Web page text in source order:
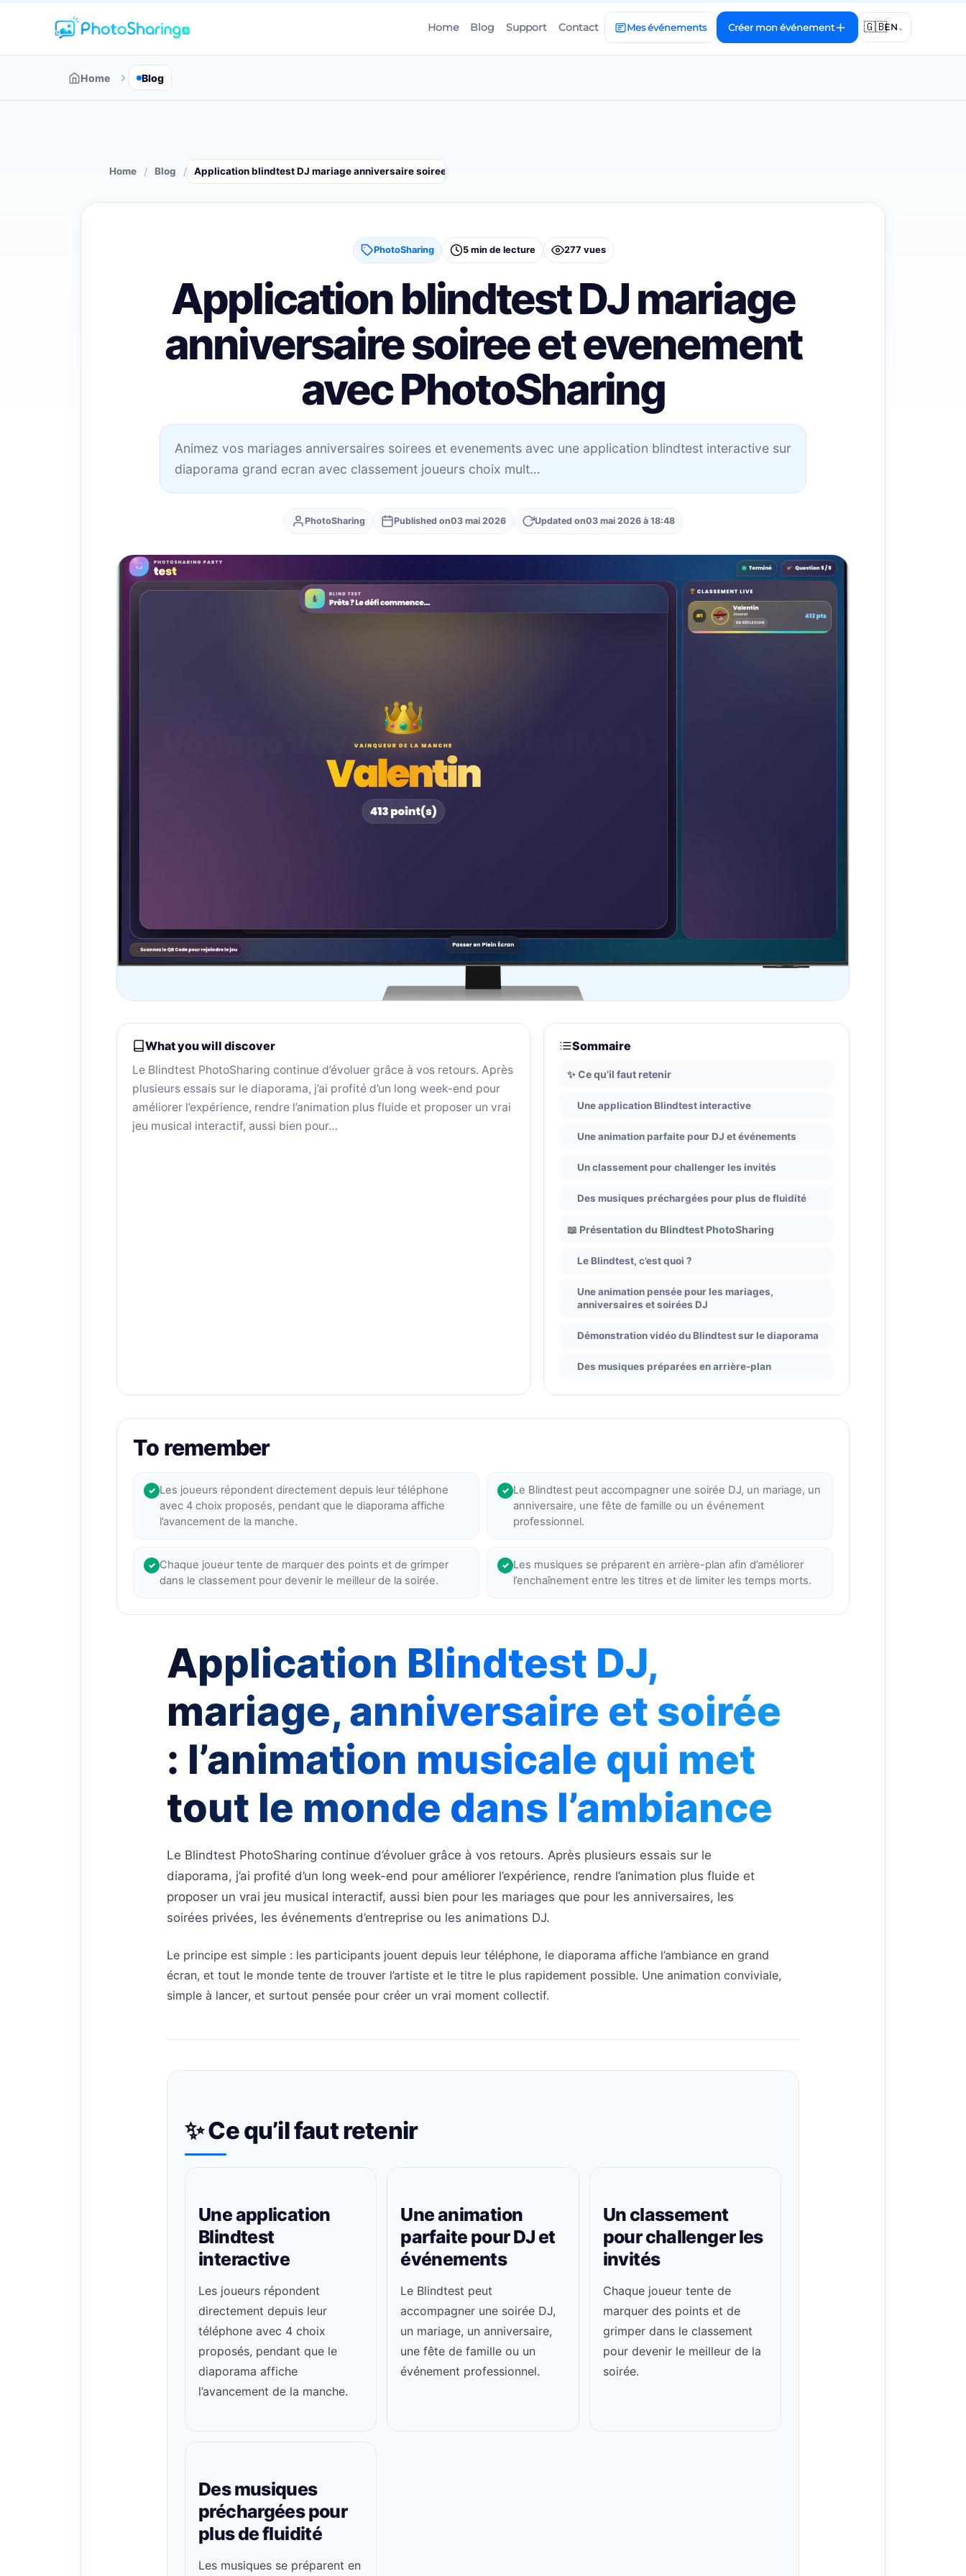
Home Blog Support Contact Mes événements Créer mon événement 🇬🇧EN ⌄
Home Blog
Home / Blog / Application blindtest DJ mariage anniversaire soiree et evenement avec PhotoSharing
PhotoSharing 5 min de lecture 277 vues
Application blindtest DJ mariage
anniversaire soiree et evenement
avec PhotoSharing
Animez vos mariages anniversaires soirees et evenements avec une application blindtest interactive sur
diaporama grand ecran avec classement joueurs choix mult…
PhotoSharing Published on03 mai 2026 Updated on03 mai 2026 à 18:48
What you will discover
Le Blindtest PhotoSharing continue d’évoluer grâce à vos retours. Après
plusieurs essais sur le diaporama, j’ai profité d’un long week-end pour
améliorer l’expérience, rendre l’animation plus fluide et proposer un vrai
jeu musical interactif, aussi bien pour…
Sommaire
✨ Ce qu’il faut retenir
Une application Blindtest interactive
Une animation parfaite pour DJ et événements
Un classement pour challenger les invités
Des musiques préchargées pour plus de fluidité
📖 Présentation du Blindtest PhotoSharing
Le Blindtest, c’est quoi ?
Une animation pensée pour les mariages,
anniversaires et soirées DJ
Démonstration vidéo du Blindtest sur le diaporama
Des musiques préparées en arrière-plan
To remember
✓ Les joueurs répondent directement depuis leur téléphone
avec 4 choix proposés, pendant que le diaporama affiche
l’avancement de la manche.
✓ Le Blindtest peut accompagner une soirée DJ, un mariage, un
anniversaire, une fête de famille ou un événement
professionnel.
✓ Chaque joueur tente de marquer des points et de grimper
dans le classement pour devenir le meilleur de la soirée.
✓ Les musiques se préparent en arrière-plan afin d’améliorer
l’enchaînement entre les titres et de limiter les temps morts.
Application Blindtest DJ,
mariage, anniversaire et soirée
: l’animation musicale qui met
tout le monde dans l’ambiance
Le Blindtest PhotoSharing continue d’évoluer grâce à vos retours. Après plusieurs essais sur le
diaporama, j’ai profité d’un long week-end pour améliorer l’expérience, rendre l’animation plus fluide et
proposer un vrai jeu musical interactif, aussi bien pour les mariages que pour les anniversaires, les
soirées privées, les événements d’entreprise ou les animations DJ.
Le principe est simple : les participants jouent depuis leur téléphone, le diaporama affiche l’ambiance en grand
écran, et tout le monde tente de trouver l’artiste et le titre le plus rapidement possible. Une animation conviviale,
simple à lancer, et surtout pensée pour créer un vrai moment collectif.
✨ Ce qu’il faut retenir
Une application
Blindtest
interactive
Les joueurs répondent
directement depuis leur
téléphone avec 4 choix
proposés, pendant que le
diaporama affiche
l’avancement de la manche.
Une animation
parfaite pour DJ et
événements
Le Blindtest peut
accompagner une soirée DJ,
un mariage, un anniversaire,
une fête de famille ou un
événement professionnel.
Un classement
pour challenger les
invités
Chaque joueur tente de
marquer des points et de
grimper dans le classement
pour devenir le meilleur de la
soirée.
Des musiques
préchargées pour
plus de fluidité
Les musiques se préparent en